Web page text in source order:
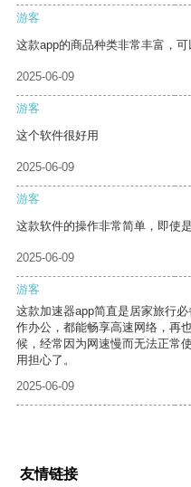
游客
这款app的商品种类非常丰富，可
2025-06-09
游客
这个软件很好用
2025-06-09
游客
这款软件的操作非常简单，即使
2025-06-09
游客
这款加速器app简直是居家旅行
作办公，都能畅享高速网络，再
候，经常因为网速慢而无法正常
用担心了。
2025-06-09
友情链接